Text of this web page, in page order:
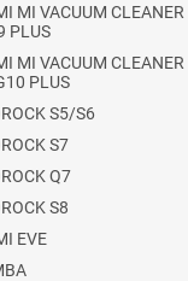
MI VACUUM CLEANER
PLUS
MI VACUUM CLEANER
PLUS
S5/S6
S7
Q7
S8
EVE